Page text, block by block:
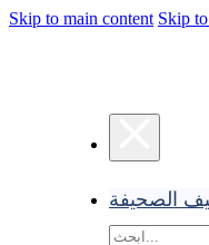
Skip to main content Skip
الصحيفة